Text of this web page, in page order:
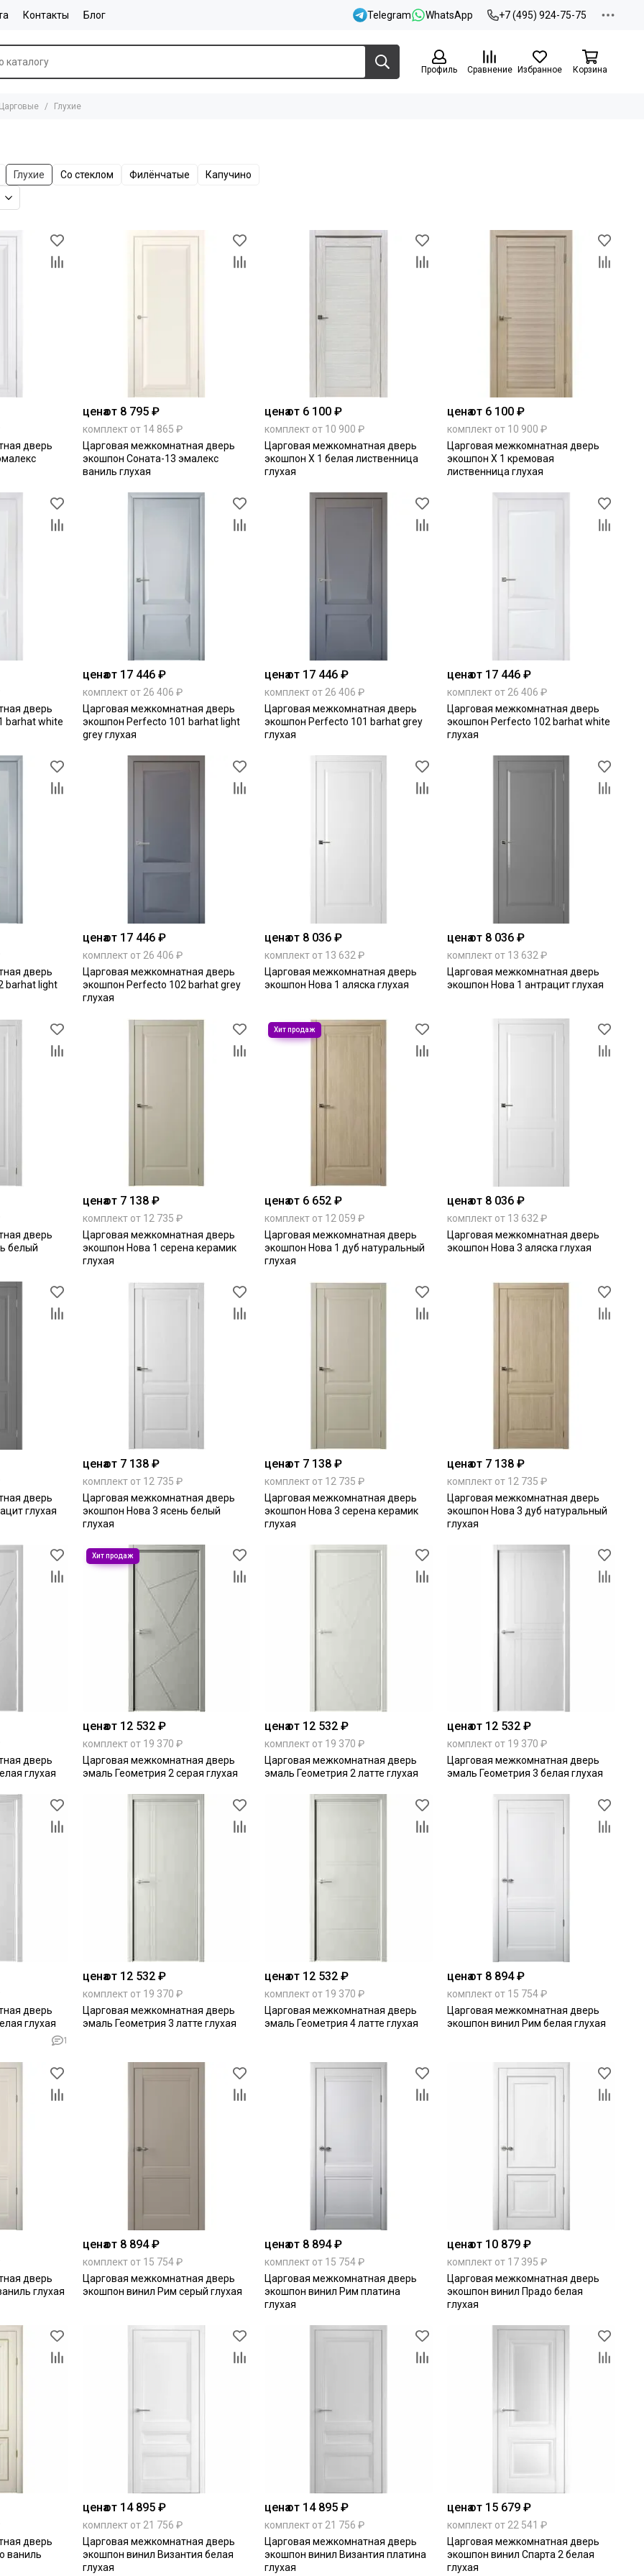
Контакты Блог Telegram WhatsApp +7 (495) 924-75-75
Профиль Сравнение Избранное Корзина
Царговые Глухие
Глухие Со стеклом Филёнчатые Капучино
дверь
ценаот 8 795 ₽
комплект от 14 865 ₽
Царговая межкомнатная дверь
экошпон Соната-13 эмалекс
ваниль глухая
ценаот 6 100 ₽
комплект от 10 900 ₽
Царговая межкомнатная дверь
экошпон Х 1 белая лиственница
глухая
ценаот 6 100 ₽
комплект от 10 900 ₽
Царговая межкомнатная дверь
экошпон Х 1 кремовая
лиственница глухая
дверь
barhat white
ценаот 17 446 ₽
комплект от 26 406 ₽
Царговая межкомнатная дверь
экошпон Perfecto 101 barhat light
grey глухая
ценаот 17 446 ₽
комплект от 26 406 ₽
Царговая межкомнатная дверь
экошпон Perfecto 101 barhat grey
глухая
ценаот 17 446 ₽
комплект от 26 406 ₽
Царговая межкомнатная дверь
экошпон Perfecto 102 barhat white
глухая
дверь
barhat light
ценаот 17 446 ₽
комплект от 26 406 ₽
Царговая межкомнатная дверь
экошпон Perfecto 102 barhat grey
глухая
ценаот 8 036 ₽
комплект от 13 632 ₽
Царговая межкомнатная дверь
экошпон Нова 1 аляска глухая
ценаот 8 036 ₽
комплект от 13 632 ₽
Царговая межкомнатная дверь
экошпон Нова 1 антрацит глухая
дверь
белый
ценаот 7 138 ₽
комплект от 12 735 ₽
Царговая межкомнатная дверь
экошпон Нова 1 серена керамик
глухая
ценаот 6 652 ₽
комплект от 12 059 ₽
Царговая межкомнатная дверь
экошпон Нова 1 дуб натуральный
глухая
ценаот 8 036 ₽
комплект от 13 632 ₽
Царговая межкомнатная дверь
экошпон Нова 3 аляска глухая
дверь
глухая
ценаот 7 138 ₽
комплект от 12 735 ₽
Царговая межкомнатная дверь
экошпон Нова 3 ясень белый
глухая
ценаот 7 138 ₽
комплект от 12 735 ₽
Царговая межкомнатная дверь
экошпон Нова 3 серена керамик
глухая
ценаот 7 138 ₽
комплект от 12 735 ₽
Царговая межкомнатная дверь
экошпон Нова 3 дуб натуральный
глухая
дверь
глухая
ценаот 12 532 ₽
комплект от 19 370 ₽
Царговая межкомнатная дверь
эмаль Геометрия 2 серая глухая
ценаот 12 532 ₽
комплект от 19 370 ₽
Царговая межкомнатная дверь
эмаль Геометрия 2 латте глухая
ценаот 12 532 ₽
комплект от 19 370 ₽
Царговая межкомнатная дверь
эмаль Геометрия 3 белая глухая
дверь
глухая
1
ценаот 12 532 ₽
комплект от 19 370 ₽
Царговая межкомнатная дверь
эмаль Геометрия 3 латте глухая
ценаот 12 532 ₽
комплект от 19 370 ₽
Царговая межкомнатная дверь
эмаль Геометрия 4 латте глухая
ценаот 8 894 ₽
комплект от 15 754 ₽
Царговая межкомнатная дверь
экошпон винил Рим белая глухая
дверь
глухая
ценаот 8 894 ₽
комплект от 15 754 ₽
Царговая межкомнатная дверь
экошпон винил Рим серый глухая
ценаот 8 894 ₽
комплект от 15 754 ₽
Царговая межкомнатная дверь
экошпон винил Рим платина
глухая
ценаот 10 879 ₽
комплект от 17 395 ₽
Царговая межкомнатная дверь
экошпон винил Прадо белая
глухая
дверь
ваниль
ценаот 14 895 ₽
комплект от 21 756 ₽
Царговая межкомнатная дверь
экошпон винил Византия белая
глухая
ценаот 14 895 ₽
комплект от 21 756 ₽
Царговая межкомнатная дверь
экошпон винил Византия платина
глухая
ценаот 15 679 ₽
комплект от 22 541 ₽
Царговая межкомнатная дверь
экошпон винил Спарта 2 белая
глухая